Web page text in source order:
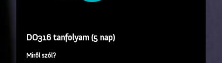
DO316 tanfolyam (5 nap)
Miről szól?